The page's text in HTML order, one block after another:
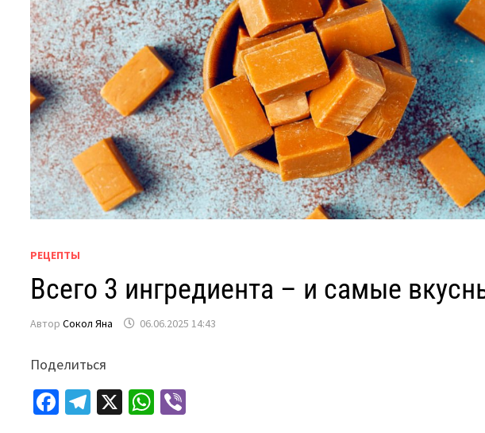
РЕЦЕПТЫ
Всего 3 ингредиента – и самые
АвторСокол Яна 06.06.2025 14:43
Поделиться
Fa Te X
W